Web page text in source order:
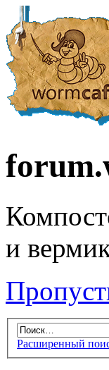
и
Расширенный